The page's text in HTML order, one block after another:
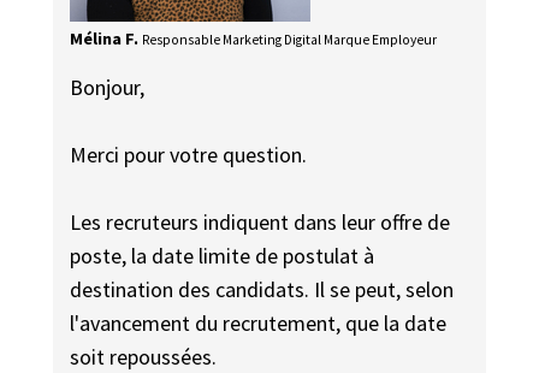
Mélina F. Responsable Marketing Digital Marque Employeur
Bonjour,
Merci pour votre question.
Les recruteurs indiquent dans leur offre de
poste, la date limite de postulat à
destination des candidats. Il se peut, selon
l'avancement du recrutement, que la date
soit repoussées.